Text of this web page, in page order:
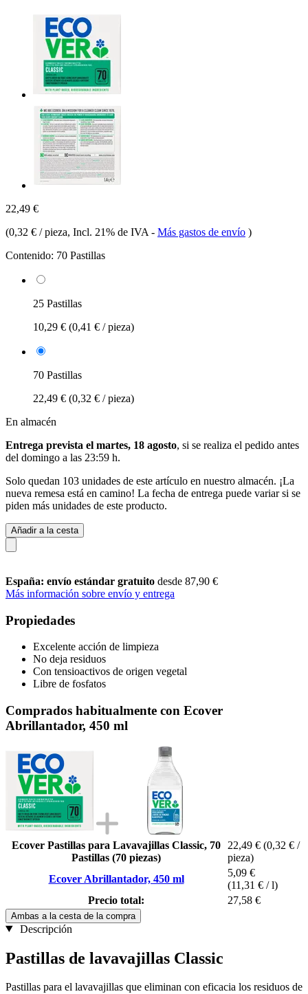
22,49 €
(0,32 € / pieza, Incl. 21% de IVA - Más gastos de envío )
Contenido: 70 Pastillas
25 Pastillas
10,29 € (0,41 € / pieza)
70 Pastillas
22,49 € (0,32 € / pieza)
En almacén
Entrega prevista el martes, 18 agosto, si se realiza el pedido antes
del domingo a las 23:59 h.
Solo quedan 103 unidades de este artículo en nuestro almacén. ¡La
nueva remesa está en camino! La fecha de entrega puede variar si se
piden más unidades de este producto.
Añadir a la cesta
España: envío estándar gratuito desde 87,90 €
Más información sobre envío y entrega
Propiedades
Excelente acción de limpieza
No deja residuos
Con tensioactivos de origen vegetal
Libre de fosfatos
Comprados habitualmente con Ecover
Abrillantador, 450 ml
Ecover Pastillas para Lavavajillas Classic, 70
Pastillas (70 piezas)
22,49 € (0,32 € /
pieza)
Ecover Abrillantador, 450 ml
5,09 €
(11,31 € / l)
Precio total:
27,58 €
Ambas a la cesta de la compra
Descripción
Pastillas de lavavajillas Classic
Pastillas para el lavavajillas que eliminan con eficacia los residuos de